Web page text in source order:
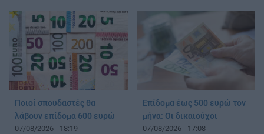
Ποιοί σπουδαστές θα
λάβουν επίδομα 600 ευρώ
07/08/2026 - 18:19
Επίδομα έως 500 ευρώ τον
μήνα: Οι δικαιούχοι
07/08/2026 - 17:08